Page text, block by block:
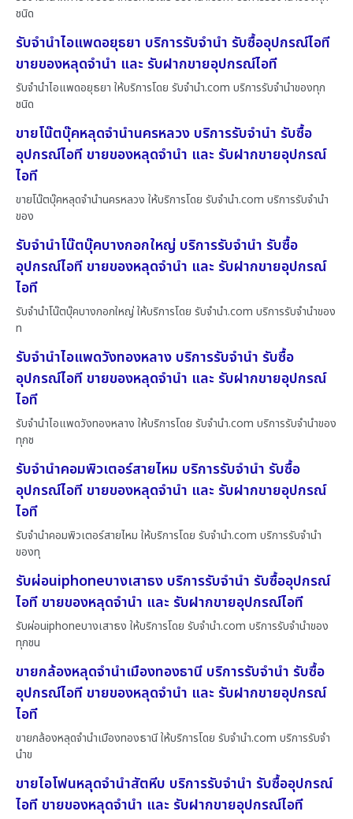
ชนิด
รับจำนำไอแพดอยุธยา บริการรับจำนำ รับซื้ออุปกรณ์ไอที
ขายของหลุดจำนำ และ รับฝากขายอุปกรณ์ไอที
รับจำนำไอแพดอยุธยา ให้บริการโดย รับจํานํา.com บริการรับจำนำของทุก
ชนิด
ขายโน๊ตบุ๊คหลุดจำนำนครหลวง บริการรับจำนำ รับซื้อ
อุปกรณ์ไอที ขายของหลุดจำนำ และ รับฝากขายอุปกรณ์
ไอที
ขายโน๊ตบุ๊คหลุดจำนำนครหลวง ให้บริการโดย รับจํานํา.com บริการรับจำนำ
ของ
รับจำนำโน๊ตบุ๊คบางกอกใหญ่ บริการรับจำนำ รับซื้อ
อุปกรณ์ไอที ขายของหลุดจำนำ และ รับฝากขายอุปกรณ์
ไอที
รับจำนำโน๊ตบุ๊คบางกอกใหญ่ ให้บริการโดย รับจํานํา.com บริการรับจำนำของ
ท
รับจำนำไอแพดวังทองหลาง บริการรับจำนำ รับซื้อ
อุปกรณ์ไอที ขายของหลุดจำนำ และ รับฝากขายอุปกรณ์
ไอที
รับจำนำไอแพดวังทองหลาง ให้บริการโดย รับจํานํา.com บริการรับจำนำของ
ทุกช
รับจำนำคอมพิวเตอร์สายไหม บริการรับจำนำ รับซื้อ
อุปกรณ์ไอที ขายของหลุดจำนำ และ รับฝากขายอุปกรณ์
ไอที
รับจำนำคอมพิวเตอร์สายไหม ให้บริการโดย รับจํานํา.com บริการรับจำนำ
ของทุ
รับผ่อนiphoneบางเสาธง บริการรับจำนำ รับซื้ออุปกรณ์
ไอที ขายของหลุดจำนำ และ รับฝากขายอุปกรณ์ไอที
รับผ่อนiphoneบางเสาธง ให้บริการโดย รับจํานํา.com บริการรับจำนำของ
ทุกชน
ขายกล้องหลุดจำนำเมืองทองธานี บริการรับจำนำ รับซื้อ
อุปกรณ์ไอที ขายของหลุดจำนำ และ รับฝากขายอุปกรณ์
ไอที
ขายกล้องหลุดจำนำเมืองทองธานี ให้บริการโดย รับจํานํา.com บริการรับจำ
นำข
ขายไอโฟนหลุดจำนำสัตหีบ บริการรับจำนำ รับซื้ออุปกรณ์
ไอที ขายของหลุดจำนำ และ รับฝากขายอุปกรณ์ไอที